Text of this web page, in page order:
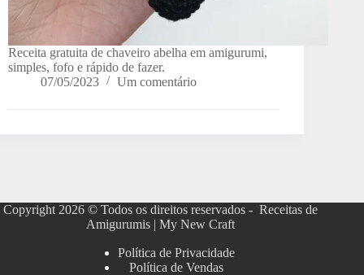
Receita gratuita de chaveiro abelha em amigurumi,
simples, fofo e rápido de fazer.
07/05/2023
Um comentário
Copyright 2026 © Todos os direitos reservados - Receitas de
Amigurumis | My New Craft
Política de Privacidade
Política de Vendas